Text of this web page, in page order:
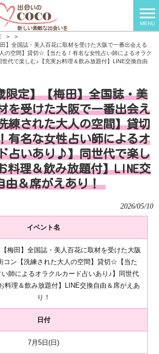
MENU
>
>
田】全国誌・美人百花に取材を受けた大阪で一番出会える
の空間】貸切☆【当たる！有名な女性占い師によるオラク
世代で楽しむ♪【充実お料理＆飲み放題付】LINE交換自由
限定】【梅田】全国誌・美
を受けた大阪で一番出会え
練された大人の空間】貸切
有名な女性占い師によるオ
占いあり♪】同世代で楽し
料理＆飲み放題付】LINE交
由＆席がえあり！
2026/05/10
イベント名
【梅田】全国誌・美人百花に取材を受けた大阪
コン【洗練された大人の空間】貸切☆【当た
師によるオラクルカード占いあり♪】同世代
料理＆飲み放題付】LINE交換自由＆席がえあ
り！
日付
7月5日(日)